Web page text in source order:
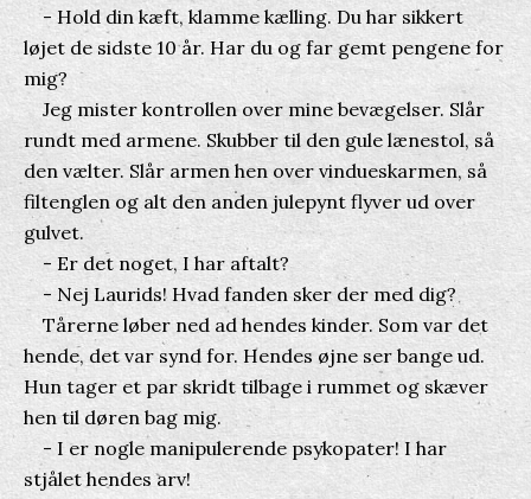
- Hold din kæft, klamme kælling. Du har sikkert
løjet de sidste 10 år. Har du og far gemt pengene for
mig?
Jeg mister kontrollen over mine bevægelser. Slår
rundt med armene. Skubber til den gule lænestol, så
den vælter. Slår armen hen over vindueskarmen, så
filtenglen og alt den anden julepynt flyver ud over
gulvet.
- Er det noget, I har aftalt?
- Nej Laurids! Hvad fanden sker der med dig?
Tårerne løber ned ad hendes kinder. Som var det
hende, det var synd for. Hendes øjne ser bange ud.
Hun tager et par skridt tilbage i rummet og skæver
hen til døren bag mig.
- I er nogle manipulerende psykopater! I har
stjålet hendes arv!